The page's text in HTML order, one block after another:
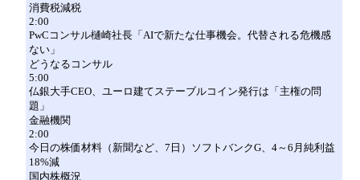
消費税減税
2:00
PwCコンサル樋崎社長「AIで新たな仕事機会。代替される危機感
ない」
どうなるコンサル
5:00
仏銀大手CEO、ユーロ建てステーブルコイン発行は「主権の問
題」
金融機関
2:00
今日の株価材料（新聞など、7日）ソフトバンクG、4～6月純利益
18%減
国内株概況